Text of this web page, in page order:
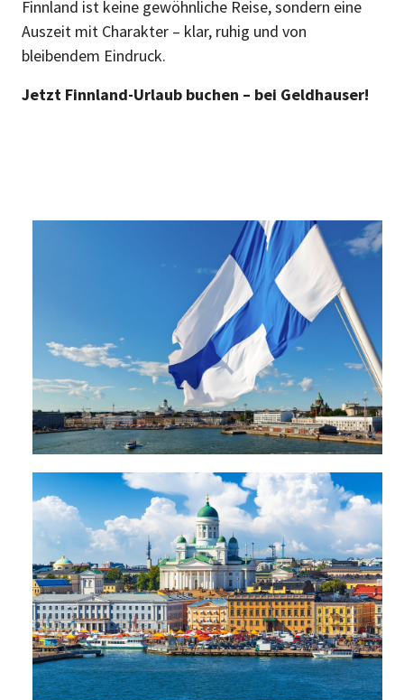
Finnland ist keine gewöhnliche Reise, sondern eine
Auszeit mit Charakter – klar, ruhig und von
bleibendem Eindruck.
Jetzt Finnland-Urlaub buchen – bei Geldhauser!